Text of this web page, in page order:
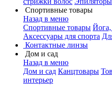
Спортивные товары
Назад в меню
Спортивные товары Йога,
Аксессуары для спорта
Контактные линзы
Дом и сад
Назад в меню
Дом и сад Канцтовары
интерьер